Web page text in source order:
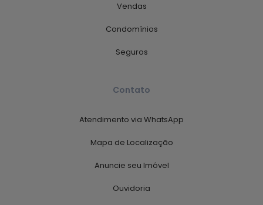
Vendas
Condomínios
Seguros
Contato
Atendimento via WhatsApp
Mapa de Localização
Anuncie seu Imóvel
Ouvidoria